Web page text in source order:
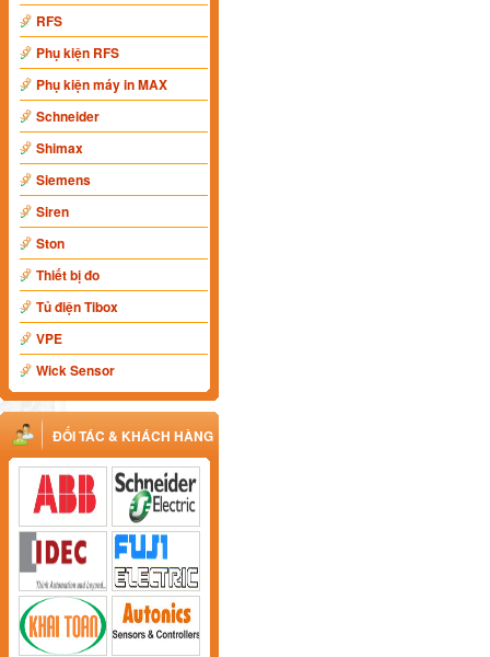
RFS
Phụ kiện RFS
Phụ kiện máy in MAX
Schneider
Shimax
Siemens
Siren
Ston
Thiết bị đo
Tủ điện Tibox
VPE
Wick Sensor
ĐỐI TÁC & KHÁCH HÀNG